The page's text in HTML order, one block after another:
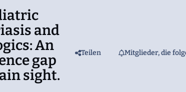
and
An
gap
sight.
Teilen Mitglieder, die